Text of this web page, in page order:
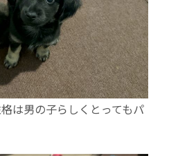
は男の子らしくとってもパ